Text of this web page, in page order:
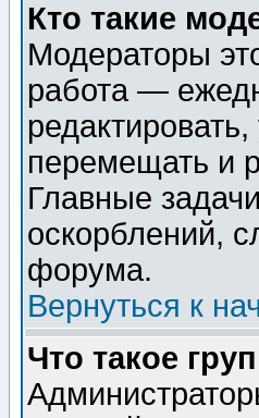
Кто такие
Модераторы
работа —
перемещать и
Главные
оскорблений,
форума.
Вернуться к
Что такое